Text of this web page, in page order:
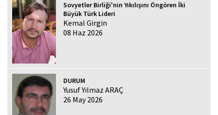
Sovyetler Birliği'nin Yıkılışını Öngören İki
Büyük Türk Lideri
Kemal Girgin
08 Haz 2026
DURUM
Yusuf Yılmaz ARAÇ
26 May 2026